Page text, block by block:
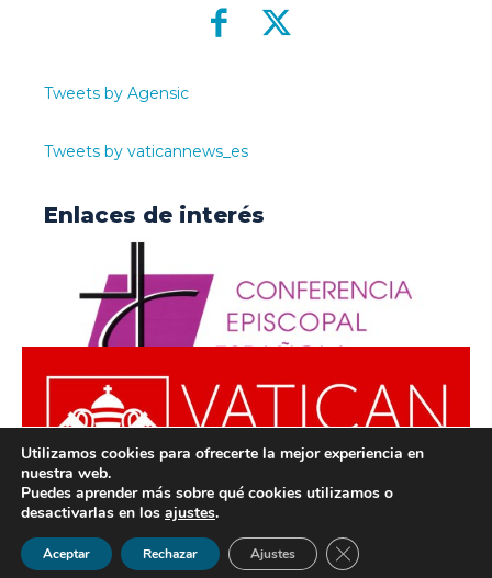
Tweets by Agensic
Tweets by vaticannews_es
Enlaces de interés
© ODISUR | Todos los derechos reservados |Política de
Privacidad
Aviso Legal
Utilizamos cookies para ofrecerte la mejor experiencia en
nuestra web.
Puedes aprender más sobre qué cookies utilizamos o
desactivarlas en los ajustes.
Aceptar Rechazar Ajustes Cerrar el banner de